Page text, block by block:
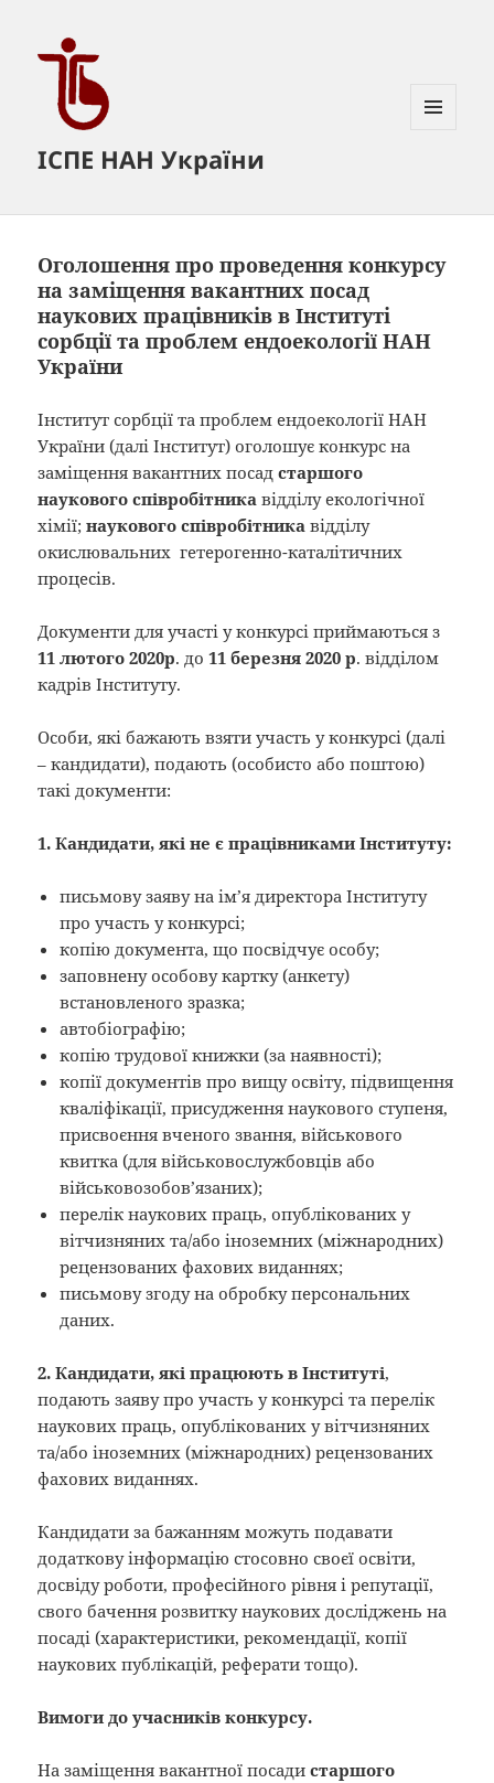
ІСПЕ НАН України
Оголошення про проведення конкурсу
на заміщення вакантних посад
наукових працівників в Інституті
сорбції та проблем ендоекології НАН
України
Інститут сорбції та проблем ендоекології НАН
України (далі Інститут) оголошує конкурс на
заміщення вакантних посадстаршого
наукового співробітника відділу екологічної
хімії;наукового співробітника відділу
окислювальних гетерогенно-каталітичних
процесів.
Документи для участі у конкурсі приймаються з
11 лютого 2020р. до11 березня 2020 р. відділом
кадрів Інституту.
Особи, які бажають взяти участь у конкурсі (далі
– кандидати), подають (особисто або поштою)
такі документи:
1. Кандидати, які не є працівниками Інституту:
письмову заяву на ім’я директора Інституту
про участь у конкурсі;
копію документа, що посвідчує особу;
заповнену особову картку (анкету)
встановленого зразка;
автобіографію;
копію трудової книжки (за наявності);
копії документів про вищу освіту, підвищення
кваліфікації, присудження наукового ступеня,
присвоєння вченого звання, військового
квитка (для військовослужбовців або
військовозобов’язаних);
перелік наукових праць, опублікованих у
вітчизняних та/або іноземних (міжнародних)
рецензованих фахових виданнях;
письмову згоду на обробку персональних
даних.
2. Кандидати, які працюють в Інституті,
подають заяву про участь у конкурсі та перелік
наукових праць, опублікованих у вітчизняних
та/або іноземних (міжнародних) рецензованих
фахових виданнях.
Кандидати за бажанням можуть подавати
додаткову інформацію стосовно своєї освіти,
досвіду роботи, професійного рівня і репутації,
свого бачення розвитку наукових досліджень на
посаді (характеристики, рекомендації, копії
наукових публікацій, реферати тощо).
Вимоги до учасників конкурсу.
На заміщення вакантної посадистаршого